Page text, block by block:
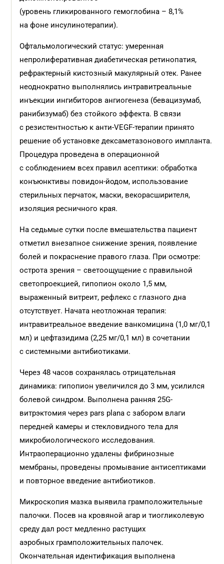
(уровень гликированного гемоглобина – 8,1%
на фоне инсулинотерапии).
Офтальмологический статус: умеренная
непролиферативная диабетическая ретинопатия,
рефрактерный кистозный макулярный отек. Ранее
неоднократно выполнялись интравитреальные
инъекции ингибиторов ангиогенеза (бевацизумаб,
ранибизумаб) без стойкого эффекта. В связи
с резистентностью к анти-VEGF-терапии принято
решение об установке дексаметазонового импланта.
Процедура проведена в операционной
с соблюдением всех правил асептики: обработка
конъюнктивы повидон-йодом, использование
стерильных перчаток, маски, векорасширителя,
изоляция ресничного края.
На седьмые сутки после вмешательства пациент
отметил внезапное снижение зрения, появление
болей и покраснение правого глаза. При осмотре:
острота зрения – светоощущение с правильной
светопроекцией, гипопион около 1,5 мм,
выраженный витреит, рефлекс с глазного дна
отсутствует. Начата неотложная терапия:
интравитреальное введение ванкомицина (1,0 мг/0,1
мл) и цефтазидима (2,25 мг/0,1 мл) в сочетании
с системными антибиотиками.
Через 48 часов сохранялась отрицательная
динамика: гипопион увеличился до 3 мм, усилился
болевой синдром. Выполнена ранняя 25G-
витрэктомия через pars plana с забором влаги
передней камеры и стекловидного тела для
микробиологического исследования.
Интраоперационно удалены фибринозные
мембраны, проведены промывание антисептиками
и повторное введение антибиотиков.
Микроскопия мазка выявила грамположительные
палочки. Посев на кровяной агар и тиогликолевую
среду дал рост медленно растущих
аэробных грамположительных палочек.
Окончательная идентификация выполнена